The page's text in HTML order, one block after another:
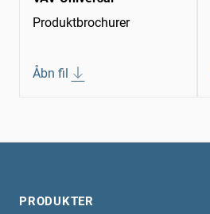
Produktbrochurer
Åbn fil
PRODUKTER